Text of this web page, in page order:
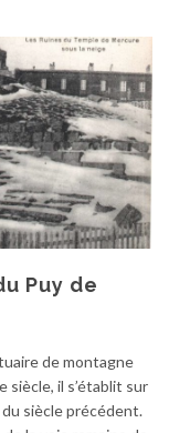
Puy de
de montagne
siècle, il s’établit sur
siècle précédent.